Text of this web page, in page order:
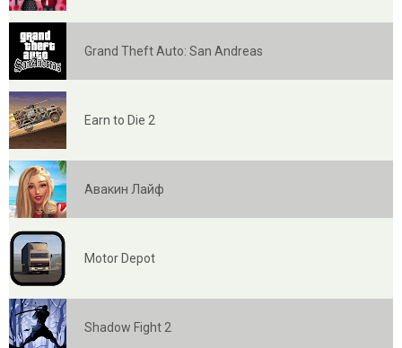
Grand Theft Auto: San Andreas
Earn to Die 2
Авакин Лайф
Motor Depot
Shadow Fight 2